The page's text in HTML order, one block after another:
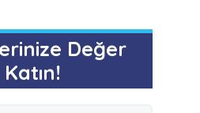
Değer
Katın!